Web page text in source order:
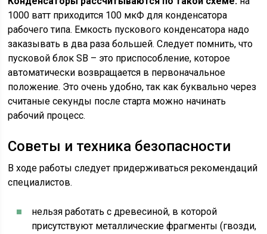
1000 ватт приходится 100 мкФ для конденсатора
рабочего типа. Емкость пускового конденсатора надо
заказывать в два раза большей. Следует помнить, что
пусковой блок SB – это приспособление, которое
автоматически возвращается в первоначальное
положение. Это очень удобно, так как буквально через
считаные секунды после старта можно начинать
рабочий процесс.
Советы и техника безопасности
В ходе работы следует придерживаться рекомендаций
специалистов.
нельзя работать с древесиной, в которой
присутствуют металлические фрагменты (гвозди,